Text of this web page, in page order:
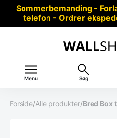
Sommerbemanding -
telefon - Ordrer
Menu Søg
Forside/Alle produkter/Bred Box